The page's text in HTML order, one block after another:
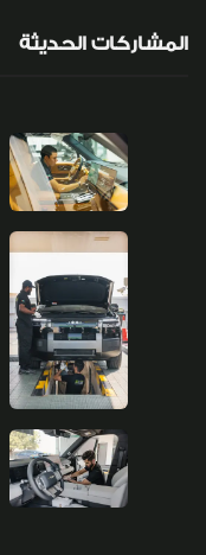
المشاركات الحديثة